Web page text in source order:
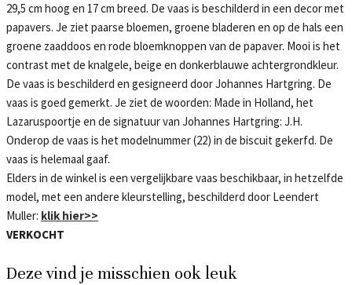
29,5 cm hoog en 17 cm breed. De vaas is beschilderd in een decor met
papavers. Je ziet paarse bloemen, groene bladeren en op de hals een
groene zaaddoos en rode bloemknoppen van de papaver. Mooi is het
contrast met de knalgele, beige en donkerblauwe achtergrondkleur.
De vaas is beschilderd en gesigneerd door Johannes Hartgring. De
vaas is goed gemerkt. Je ziet de woorden: Made in Holland, het
Lazaruspoortje en de signatuur van Johannes Hartgring: J.H.
Onderop de vaas is het modelnummer (22) in de biscuit gekerfd. De
vaas is helemaal gaaf.
Elders in de winkel is een vergelijkbare vaas beschikbaar, in hetzelfde
model, met een andere kleurstelling, beschilderd door Leendert
Muller: klik hier>>
VERKOCHT
Deze vind je misschien ook leuk